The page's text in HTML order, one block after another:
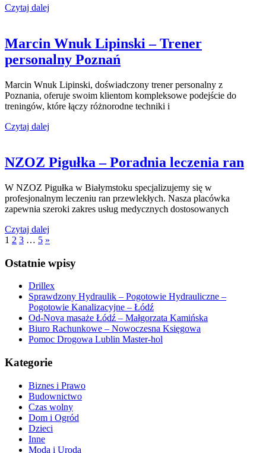
Czytaj dalej
Marcin Wnuk Lipinski – Trener
personalny Poznań
Marcin Wnuk Lipinski, doświadczony trener personalny z
Poznania, oferuje swoim klientom kompleksowe podejście do
treningów, które łączy różnorodne techniki i
Czytaj dalej
NZOZ Pigułka – Poradnia leczenia ran
W NZOZ Pigułka w Białymstoku specjalizujemy się w
profesjonalnym leczeniu ran przewlekłych. Nasza placówka
zapewnia szeroki zakres usług medycznych dostosowanych
Czytaj dalej
1 2 3 … 5 »
Ostatnie wpisy
Drillex
Sprawdzony Hydraulik – Pogotowie Hydrauliczne –
Pogotowie Kanalizacyjne – Łódź
Od-Nova masaże Łódź – Małgorzata Kamińska
Biuro Rachunkowe – Nowoczesna Księgowa
Pomoc Drogowa Lublin Master-hol
Kategorie
Biznes i Prawo
Budownictwo
Czas wolny
Dom i Ogród
Dzieci
Inne
Moda i Uroda